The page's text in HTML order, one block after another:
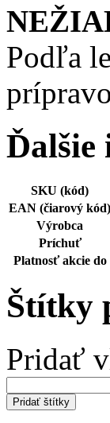
Podľa
Ďalšie
SKU (kód)
EAN (čiarový kód)
Výrobca
Príchuť
Platnosť akcie do
Štítky
Pridať
Pridať štítky